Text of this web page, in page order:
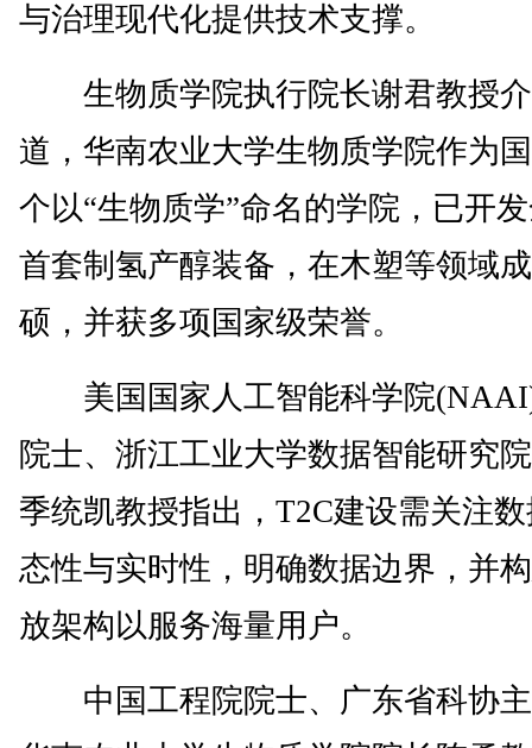
与治理现代化提供技术支撑。
生物质学院执行院长谢君教授
道，华南农业大学生物质学院作为
个以“生物质学”命名的学院，已开
首套制氢产醇装备，在木塑等领域
硕，并获多项国家级荣誉。
美国国家人工智能科学院
院士、浙江工业大学数据智能研究
季统凯教授指出，T2C建设需关注
态性与实时性，明确数据边界，并
放架构以服务海量用户。
中国工程院院士、广东省科协